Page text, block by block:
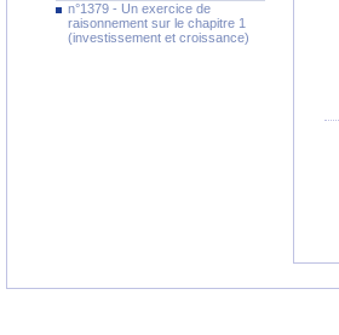
n°1379 - Un exercice de
raisonnement sur le chapitre 1
(investissement et croissance)